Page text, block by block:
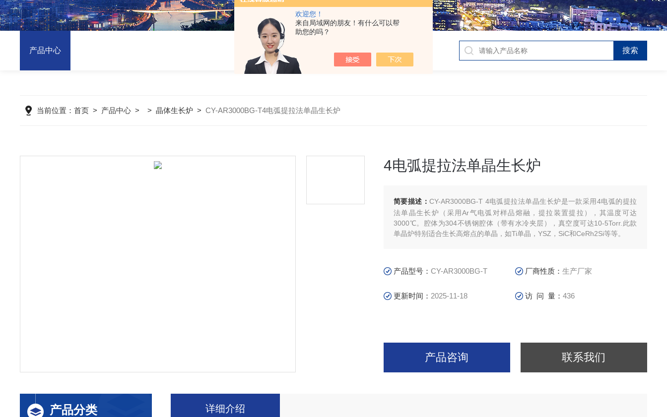
欢迎您！
来自局域网的朋友！有什么可以帮
助您的吗？
产品中心
当前位置：首页 > 产品中心 > >晶体生长炉 >CY-AR3000BG-T4电弧提拉法单晶生长炉
4电弧提拉法单晶生长炉
简要描述：CY-AR3000BG-T 4电弧提拉法单晶生长炉是一款采用4电弧的提拉
法单晶生长炉（采用Ar气电弧对样品熔融，提拉装置提拉），其温度可达
3000℃。腔体为304不锈钢腔体（带有水冷夹层），真空度可达10-5Torr.此款
单晶炉特别适合生长高熔点的单晶，如Ti单晶，YSZ，SiC和CeRh2Si等等。
产品型号：CY-AR3000BG-T 厂商性质：生产厂家
更新时间： 2025-11-18 访 问 量：436
产品咨询 联系我们
产品分类 详细介绍